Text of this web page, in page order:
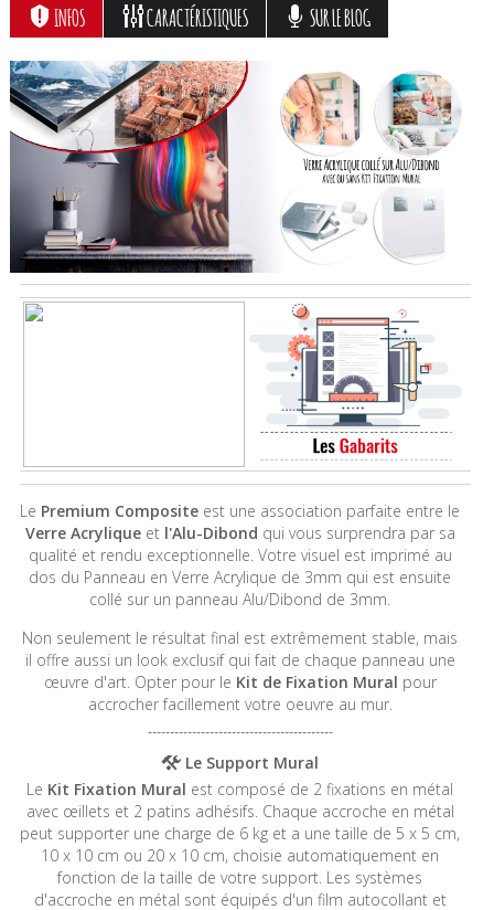
INFOS CARACTÉRISTIQUES SUR LE BLOG
Le Premium Composite est une association parfaite entre le
Verre Acryliqueet l'Alu-Dibond qui vous surprendra par sa
qualité et rendu exceptionnelle. Votre visuel est imprimé au
dos du Panneau en Verre Acrylique de 3mm qui est ensuite
collé sur un panneau Alu/Dibond de 3mm.
Non seulement le résultat final est extrêmement stable, mais
il offre aussi un look exclusif qui fait de chaque panneau une
œuvre d'art. Opter pour le Kit de Fixation Mural pour
accrocher facillement votre oeuvre au mur.
------------------------------------------
Le Support Mural
Le Kit Fixation Mural est composé de 2 fixations en métal
avec œillets et 2 patins adhésifs. Chaque accroche en métal
peut supporter une charge de 6 kg et a une taille de 5 x 5 cm,
10 x 10 cm ou 20 x 10 cm, choisie automatiquement en
fonction de la taille de votre support. Les systèmes
d'accroche en métal sont équipés d'un film autocollant et